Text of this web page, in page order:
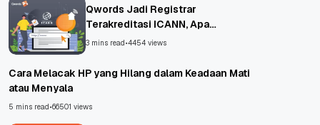
Qwords Jadi Registrar
Terakreditasi ICANN, Apa
Untungnya?
3 mins read•4454 views
Cara Melacak HP yang Hilang dalam Keadaan Mati
atau Menyala
5 mins read•66501 views